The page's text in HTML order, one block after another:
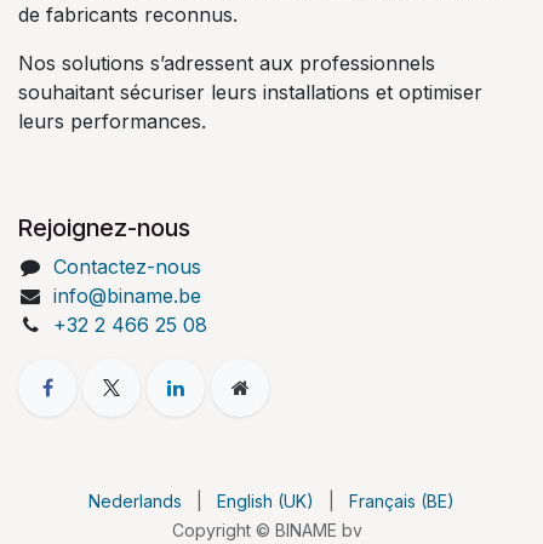
de fabricants reconnus.
Nos solutions s’adressent aux professionnels
souhaitant sécuriser leurs installations et optimiser
leurs performances.
Rejoignez-nous
Contactez-nous
info@biname.be
+32 2 466 25 08
Copyright © BINAME bv
Nederlands English (UK) Français (BE)